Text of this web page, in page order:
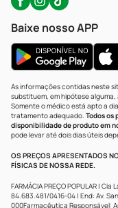
Baixe nosso APP
As informações contidas neste
substituem, em hipótese
Somente o médico está apto a
tratamento adequado. Todos os
disponibilidade de produto em
pode levar até dois dias úteis
OS PREÇOS APRESENTADOS
FÍSICAS DE NOSSA REDE.
FARMÁCIA PREÇO POPULAR |
84.683.481/0416-04 | End: Av.
000Farmacêutica Responsável: